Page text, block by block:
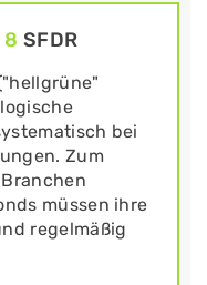
SFDR
bei
Zum
müssen ihre
regelmäßig